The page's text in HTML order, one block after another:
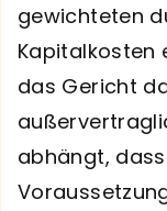
gewichteten
Kapitalkosten
das Gericht
abhängt,